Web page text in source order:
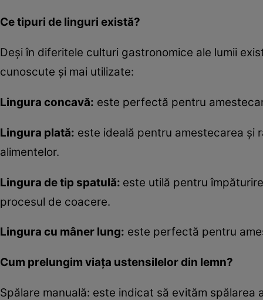
Ce tipuri de linguri există?
Deși în diferitele culturi gastronomice ale lumii
cunoscute și mai utilizate:
Lingura concavă: este perfectă pentru
Lingura plată: este ideală pentru amestecarea și
alimentelor.
Lingura de tip spatulă: este utilă pentru
procesul de coacere.
Lingura cu mâner lung: este perfectă pentru
Cum prelungim viața ustensilelor din lemn?
Spălare manuală: este indicat să evităm